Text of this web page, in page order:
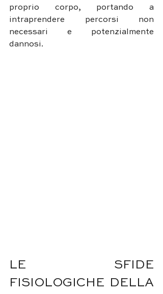
proprio corpo, portando a
intraprendere percorsi non
necessari e potenzialmente
dannosi.
LE SFIDE
FISIOLOGICHE DELLA